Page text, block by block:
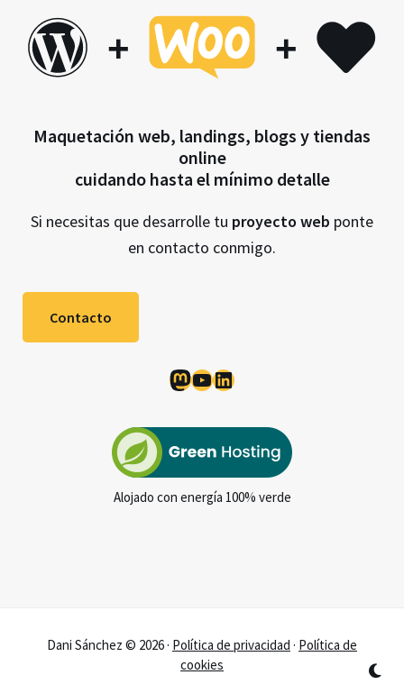
+ +
Maquetación web, landings, blogs y tiendas
online
cuidando hasta el mínimo detalle
Si necesitas que desarrolle tu proyecto web ponte
en contacto conmigo.
Contacto
Mastodon
YouTube
LinkedIn
Alojado con energía 100% verde
Dani Sánchez © 2026 · Política de privacidad · Política de
cookies